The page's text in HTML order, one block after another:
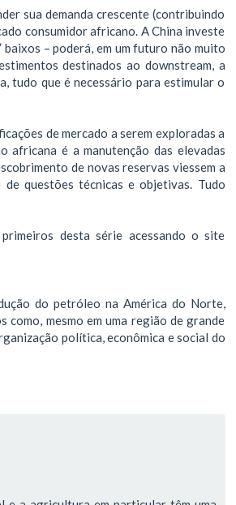
sua demanda crescente (contribuindo
consumidor africano. A China investe
– poderá, em um futuro não muito
destinados ao downstream, a
tudo que é necessário para estimular o
de mercado a serem exploradas a
é a manutenção das elevadas
de novas reservas viessem a
de questões técnicas e objetivas. Tudo
desta série acessando o site
do petróleo na América do Norte,
como, mesmo em uma região de grande
política, econômica e social do